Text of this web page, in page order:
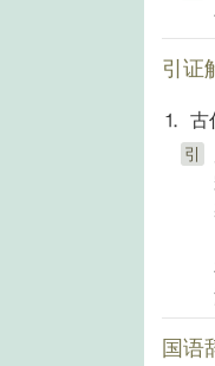
引证
⒈ 古
引
国语